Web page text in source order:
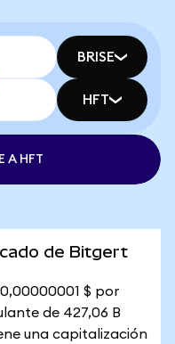
BRISE
HFT
A HFT
de Bitgert
$ por
de 427,06 B
una capitalización